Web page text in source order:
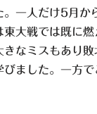
一人だけ5月か
大戦では既に
なミスもあり
ました。一方